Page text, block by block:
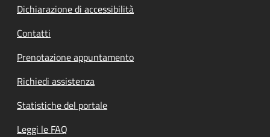
Dichiarazione di accessibilità
Contatti
Prenotazione appuntamento
Richiedi assistenza
Statistiche del portale
Leggi le FAQ